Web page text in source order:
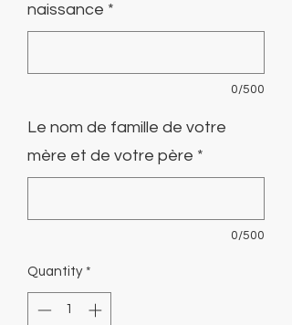
naissance *
0/500
Le nom de famille de votre
mère et de votre père *
0/500
Quantity *